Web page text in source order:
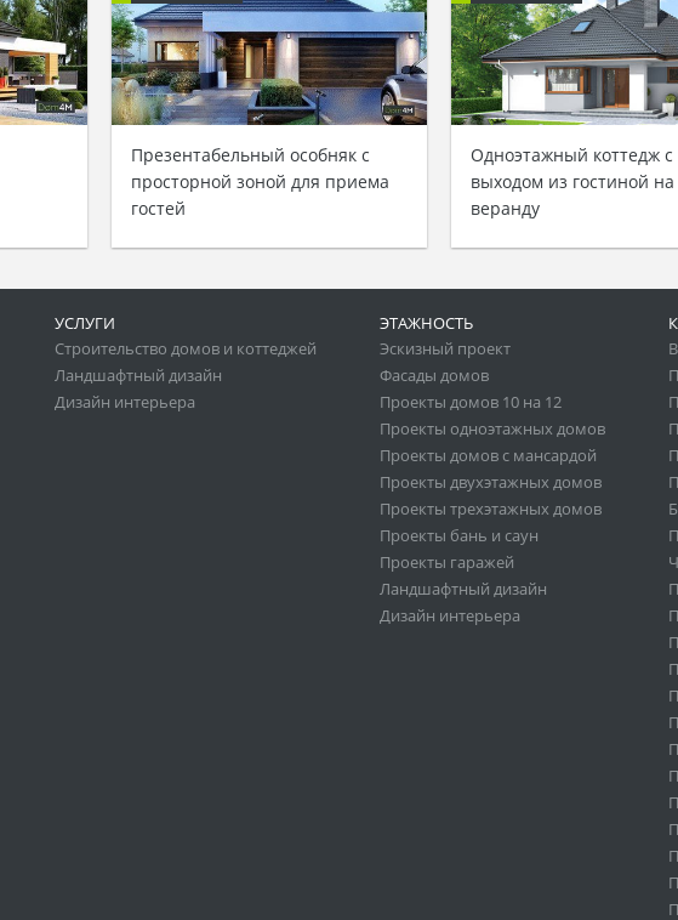
Презентабельный особняк с
просторной зоной для приема
гостей
Одноэтажный коттедж с
выходом из гостиной на
веранду
УСЛУГИ
Строительство домов и коттеджей
Ландшафтный дизайн
Дизайн интерьера
ЭТАЖНОСТЬ
Эскизный проект
Фасады домов
Проекты домов 10 на 12
Проекты одноэтажных домов
Проекты домов с мансардой
Проекты двухэтажных домов
Проекты трехэтажных домов
Проекты бань и саун
Проекты гаражей
Ландшафтный дизайн
Дизайн интерьера